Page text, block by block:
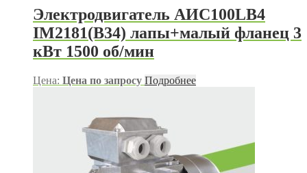
Электродвигатель АИС100LB4
IM2181(B34) лапы+малый фланец 3
кВт 1500 об/мин
Цена: Цена по запросу Подробнее